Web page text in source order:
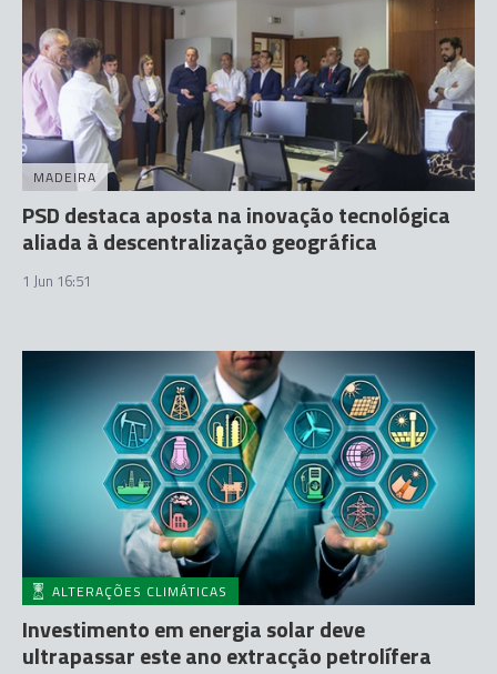
MADEIRA
PSD destaca aposta na inovação tecnológica
aliada à descentralização geográfica
1 Jun 16:51
ALTERAÇÕES CLIMÁTICAS
Investimento em energia solar deve
ultrapassar este ano extracção petrolífera